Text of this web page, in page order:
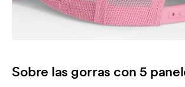
Sobre las gorras con 5